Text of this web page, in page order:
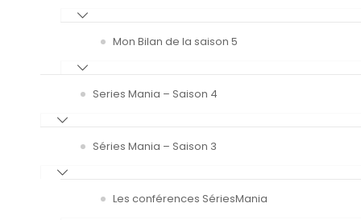
Mon Bilan de la saison 5
Series Mania – Saison 4
Séries Mania – Saison 3
Les conférences SériesMania